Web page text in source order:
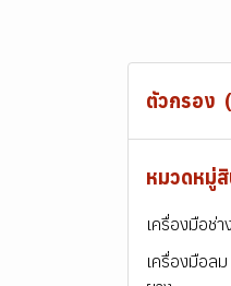
ตัวกรอง
หมวดหมู่
ลวดเชื่อมเ
AWS
AWS
AWS
ลวดเชื่อ
ลวดเชื่อ
ลวดเชื่อ
ลวดเชื่อม
เกรด
เกรด
ลวดเชื่อ
ลวดเชื่อ
ลวดเชื่อม
ลวดเชื่อม
ลวดเชื่อ
ลวดเชื่อมเ
ลวดเชื่อ
ลวดเชื่อม
เครื่องเชื่อม
เครื่องเชื่
เครื่องเชื่
(TIG/
เครื่องตัดพ
เครื่องมือ
หัวแร้งบั
ชุดตัด เผา
สกรู-น็อต
สกรูหัวห
สกรูหัวจ
สกรู-น็อต
สกรูหัวห
สกรู พลา
เครื่องมือช่า
เครื่องมือขั
ไขควง
เครื่องมือ
เครื่องมือช่า
เครื่องเจา
เครื่องมือล